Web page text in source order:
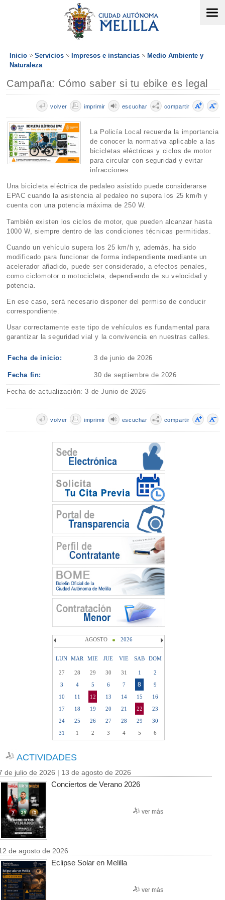
Inicio Servicios Impresos e instancias
Medio Ambiente y
Naturaleza
Campaña: Cómo saber si tu ebike es legal
compartir
escuchar
imprimir
volver
La Policía Local recuerda la importancia
de conocer la normativa aplicable a las
bicicletas eléctricas y ciclos de motor
para circular con seguridad y evitar
infracciones.
Una bicicleta eléctrica de pedaleo asistido puede considerarse
EPAC cuando la asistencia al pedaleo no supera los 25 km/h y
cuenta con una potencia máxima de 250 W.
También existen los ciclos de motor, que pueden alcanzar hasta
1000 W, siempre dentro de las condiciones técnicas permitidas.
Cuando un vehículo supera los 25 km/h y, además, ha sido
modificado para funcionar de forma independiente mediante un
acelerador añadido, puede ser considerado, a efectos penales,
como ciclomotor o motocicleta, dependiendo de su velocidad y
potencia.
En ese caso, será necesario disponer del permiso de conducir
correspondiente.
Usar correctamente este tipo de vehículos es fundamental para
garantizar la seguridad vial y la convivencia en nuestras calles.
Fecha de inicio: 3 de junio de 2026
Fecha fin: 30 de septiembre de 2026
Fecha de actualización: 3 de Junio de 2026
compartir
escuchar
imprimir
volver
AGOSTO 2026
LUN MAR MIE JUE VIE SAB DOM
27 28 29 30 31 1
2
3
4 5 6 7 8
9
10
11 12 13 14 15
16
17
18 19 20 21 22
23
24
25 26 27 28 29
30
31
1 2 3 4 5 6
ACTIVIDADES
de julio de 2026 | 13 de agosto de 2026
Conciertos de Verano 2026
ver más
de agosto de 2026
Eclipse Solar en Melilla
ver más